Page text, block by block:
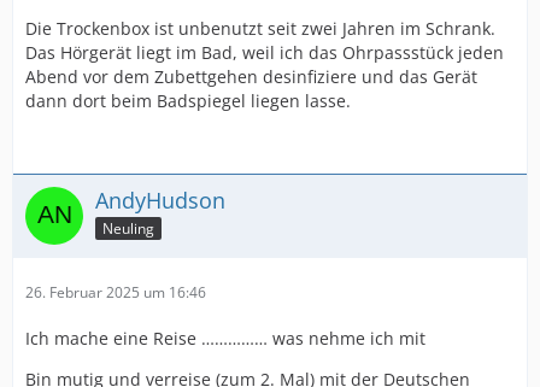
Die Trockenbox ist unbenutzt seit zwei Jahren im Schrank.
Das Hörgerät liegt im Bad, weil ich das Ohrpassstück jeden
Abend vor dem Zubettgehen desinfiziere und das Gerät
dann dort beim Badspiegel liegen lasse.
AndyHudson
Neuling
26. Februar 2025 um 16:46
Ich mache eine Reise …………… was nehme ich mit
Bin mutig und verreise (zum 2. Mal) mit der Deutschen